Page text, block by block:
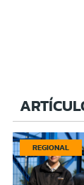
REGIONAL